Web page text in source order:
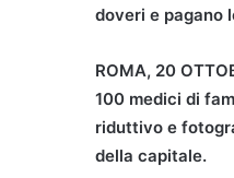
doveri e pagano
ROMA, 20
100 medici di
riduttivo e
della capitale.